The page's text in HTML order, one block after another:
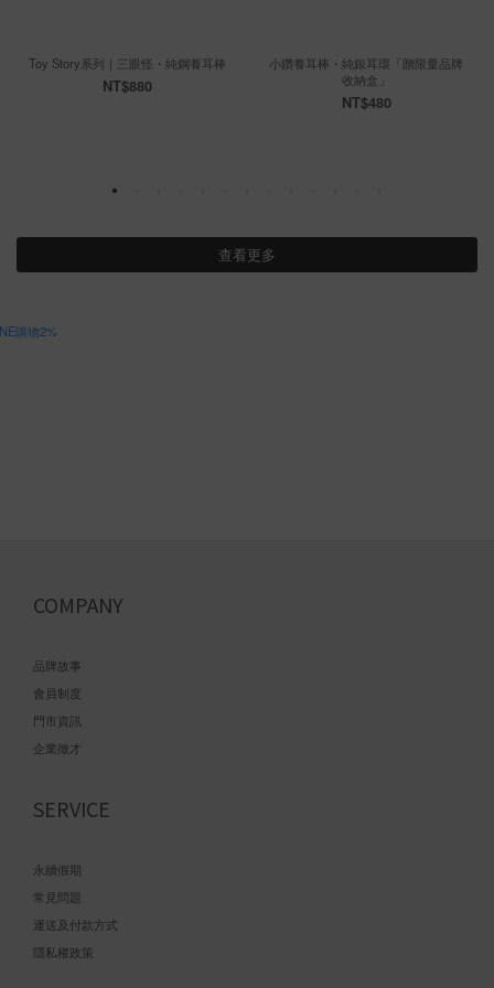
Toy Story系列｜三眼怪・純鋼養耳棒
NT$880
小鑽養耳棒・純銀耳環「贈限量品牌
收納盒」
NT$480
查看更多
COMPANY
品牌故事
會員制度
門市資訊
企業徵才
SERVICE
永續假期
常見問題
運送及付款方式
隱私權政策